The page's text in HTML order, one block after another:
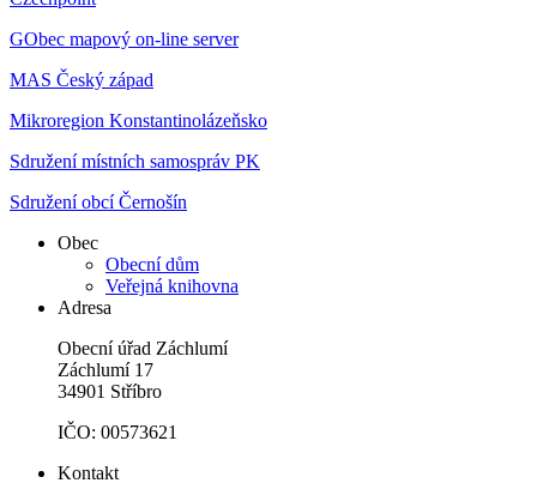
GObec mapový on-line server
MAS Český západ
Mikroregion Konstantinolázeňsko
Sdružení místních samospráv PK
Sdružení obcí Černošín
Obec
Obecní dům
Veřejná knihovna
Adresa
Obecní úřad Záchlumí
Záchlumí 17
34901 Stříbro
IČO: 00573621
Kontakt